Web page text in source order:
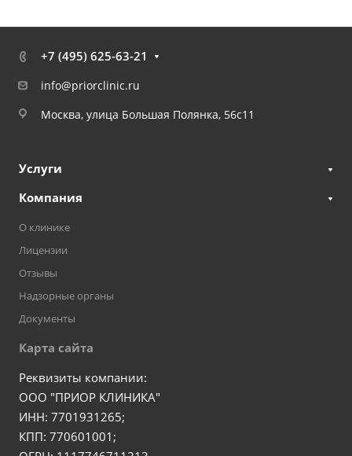
+7 (495) 625-63-21
info@priorclinic.ru
Москва, улица Большая Полянка, 56с11
Услуги
Компания
О клинике
Лицензии
Отзывы
Надзорные органы
Документы
Карта сайта
Реквизиты компании:
ООО "ПРИОР КЛИНИКА"
ИНН: 7701931265;
КПП: 770601001;